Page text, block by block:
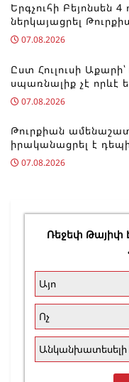
Երգչուհի Բեյոնսեն
ներկայացրել
07.08.2026
Ըստ Հուլուսի
սպառնալիք չէ որևէ
07.08.2026
Թուրքիան
իրականացրել է
07.08.2026
Ռեջեփ Թայիփ
Այո
Ոչ
Անկանխատեսելի